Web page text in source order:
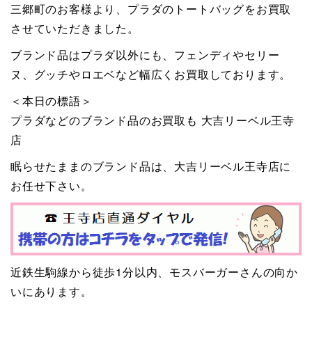
三郷町のお客様より、プラダのトートバッグをお買取
させていただきました。
ブランド品はプラダ以外にも、フェンディやセリー
ヌ、グッチやロエベなど幅広くお買取しております。
＜本日の標語＞
プラダなどのブランド品のお買取も 大吉リーベル王寺
店
眠らせたままのブランド品は、大吉リーベル王寺店に
お任せ下さい。
近鉄生駒線から徒歩1分以内、モスバーガーさんの向か
いにあります。